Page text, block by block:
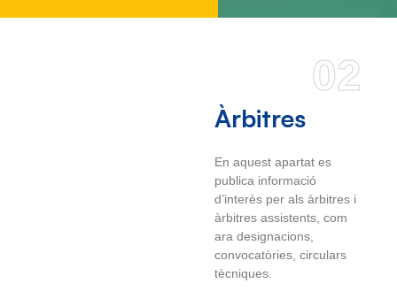
02
Àrbitres
En aquest apartat es
publica informació
d’interès per als àrbitres i
àrbitres assistents, com
ara designacions,
convocatòries, circulars
tècniques.